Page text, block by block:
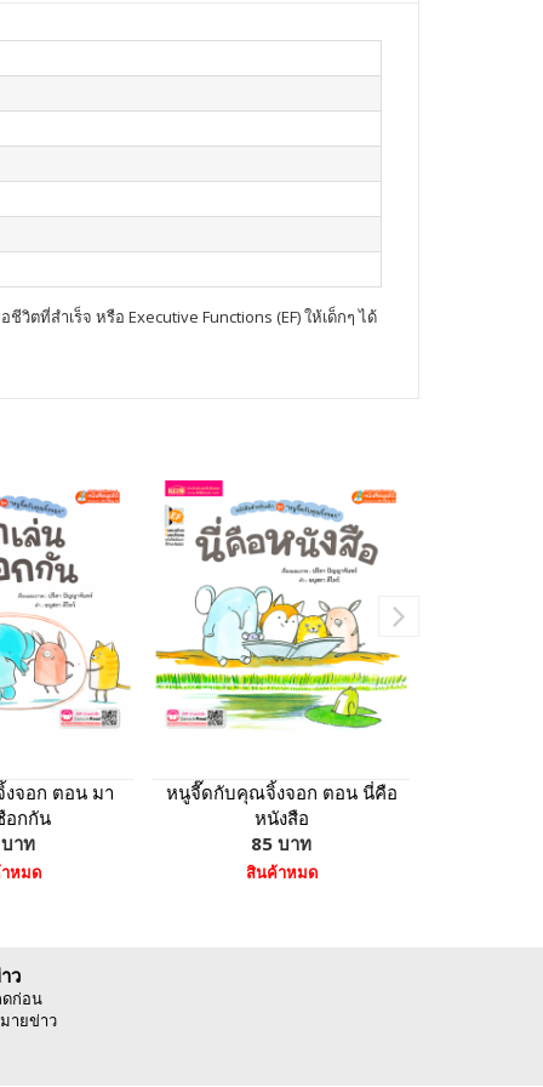
ตที่สำเร็จ หรือ Executive Functions (EF) ให้เด็กๆ ได้
จอก ตอน มา
อกกัน
าท
หมด
หนูจี๊ดกับคุณจิ้งจอก ตอน นี่คือ
หนังสือ
85 บาท
สินค้าหมด
ว
ก่อน
ายข่าว